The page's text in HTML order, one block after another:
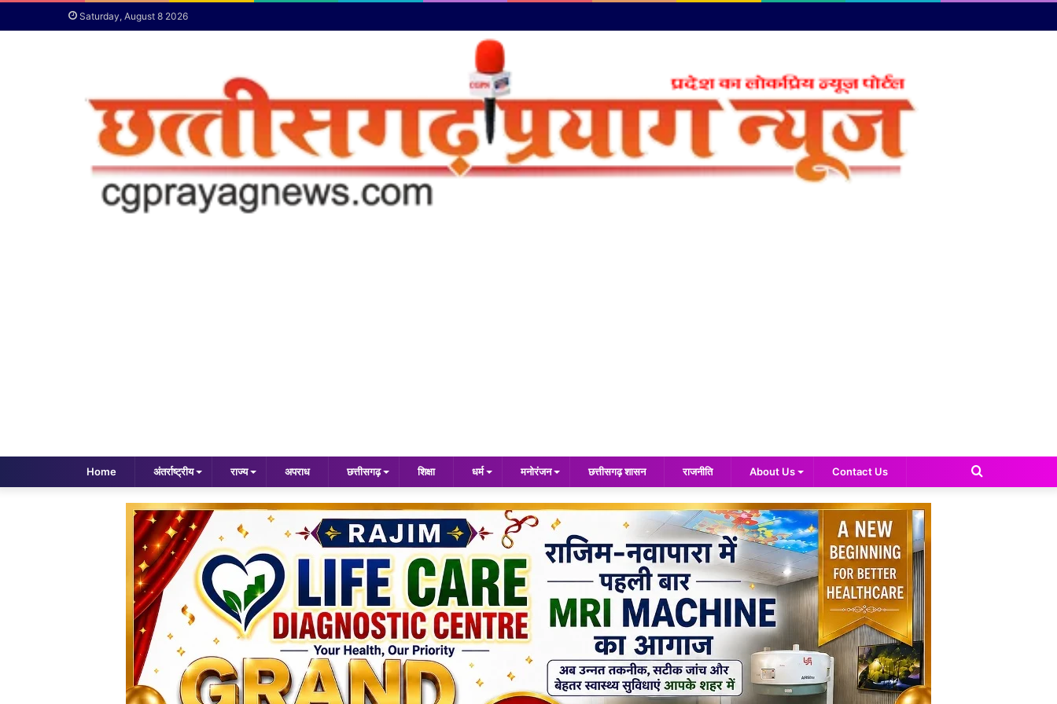
Saturday, August 8 2026
Home अंतर्राष्ट्रीय राज्य अपराध छत्तीसगढ़ शिक्षा धर्म मनोरंजन छत्तीसगढ़ शासन राजनीति About Us Contact Us
Search